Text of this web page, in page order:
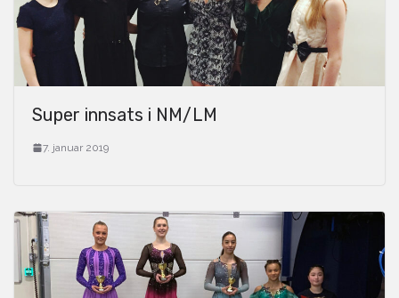
Super innsats i NM/LM
7. januar 2019